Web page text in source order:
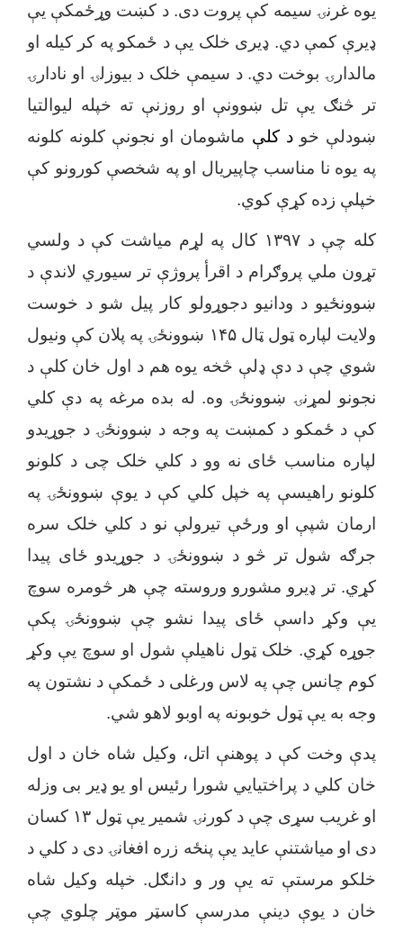
یوه غرنۍ سیمه کې پروت دی. د کښت وړځمکې یې
ډیرې کمې دي. ډیری خلک یې د ځمکو په کر کیله او
مالدارۍ بوخت دي. د سیمې خلک د بیوزلۍ او نادارۍ
تر څنګ یې تل ښوونې او روزنې ته خپله لیوالتیا
ښودلې خو د کلې ماشومان او نجونې کلونه کلونه
په یوه نا مناسب چاپیریال او په شخصې کورونو کې
خپلې زده کړې کوي.
کله چې د ۱۳۹۷ کال په لړم میاشت کې د ولسي
تړون ملي پروګرام د اقرأ پروژې تر سیوري لاندې د
ښوونځیو د ودانیو دجوړولو کار پیل شو د خوست
ولایت لپاره ټول ټال ۱۴۵ ښوونځۍ په پلان کې ونیول
شوي چې د دې ډلې څخه یوه هم د اول خان کلې د
نجونو لمړنۍ ښوونځۍ وه. له بده مرغه په دې کلي
کې د ځمکو د کمښت په وجه د ښوونځۍ د جوړیدو
لپاره مناسب ځای نه وو د کلي خلک چی د کلونو
کلونو راهیسې په خپل کلي کې د یوې ښوونځۍ په
ارمان شپې او ورځې تیرولې نو د کلي خلک سره
جرګه شول تر څو د ښوونځۍ د جوړیدو ځای پیدا
کړي. تر ډیرو مشورو وروسته چې هر څومره سوچ
یې وکړ داسې ځای پیدا نشو چې ښوونځۍ پکې
جوړه کړي. خلک ټول ناهیلې شول او سوچ یې وکړ
کوم چانس چې په لاس ورغلی د ځمکې د نشتون په
وجه به یې ټول خوبونه په اوبو لاهو شي.
پدې وخت کې د پوهنې اتل، وکیل شاه خان د اول
خان کلي د پراختیایي شورا رئیس او یو ډیر بی وزله
او غریب سړی چې د کورنۍ شمیر یې ټول ۱۳ کسان
دی او میاشتنې عاید یې پنځه زره افغانۍ دی د کلي د
خلکو مرستې ته یې ور و دانګل. خپله وکیل شاه
خان د یوې دینې مدرسې کاسټر موټر چلوي چې